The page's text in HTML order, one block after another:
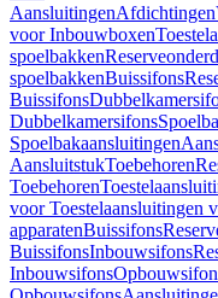
AansluitingenAfdichtingen
voor Inbouwboxen
spoelbakken
spoelbakkenBuissifons
Buissifons
Dubbelkamersifons
Spoelbakaansluitingen
AansluitstukToebehoren
Toebehoren
voor Toestelaansluitingen
apparatenBuissifons
BuissifonsInbouwsifons
Inbouwsifons